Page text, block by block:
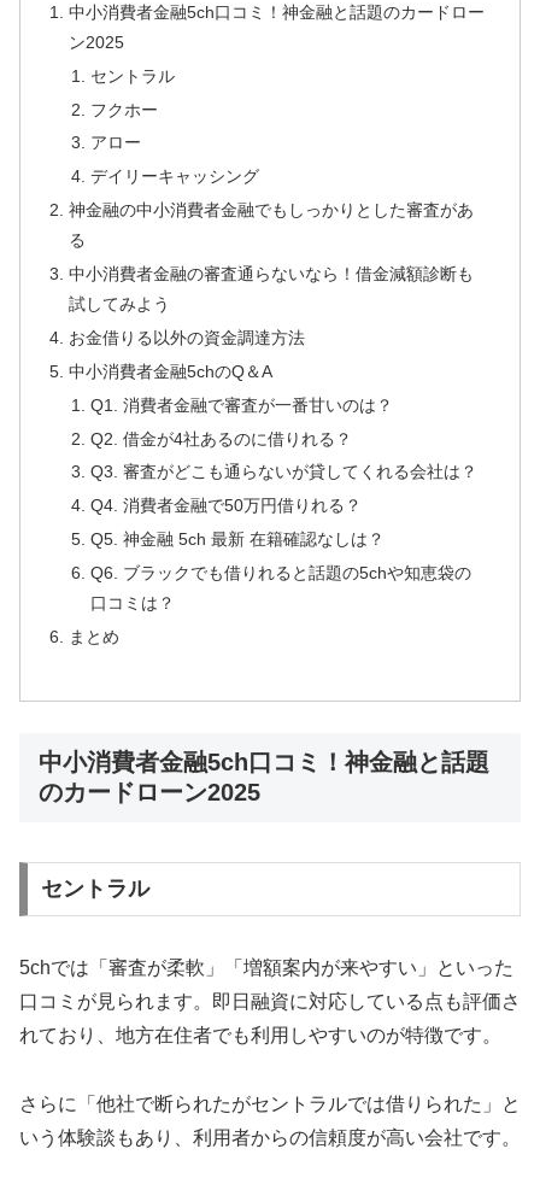
中小消費者金融5ch口コミ！神金融と話題のカードロー
ン2025
セントラル
フクホー
アロー
デイリーキャッシング
神金融の中小消費者金融でもしっかりとした審査があ
る
中小消費者金融の審査通らないなら！借金減額診断も
試してみよう
お金借りる以外の資金調達方法
中小消費者金融5chのQ＆A
Q1. 消費者金融で審査が一番甘いのは？
Q2. 借金が4社あるのに借りれる？
Q3. 審査がどこも通らないが貸してくれる会社は？
Q4. 消費者金融で50万円借りれる？
Q5. 神金融 5ch 最新 在籍確認なしは？
Q6. ブラックでも借りれると話題の5chや知恵袋の
口コミは？
まとめ
中小消費者金融5ch口コミ！神金融と話題
のカードローン2025
セントラル
5chでは「審査が柔軟」「増額案内が来やすい」といった
口コミが見られます。即日融資に対応している点も評価さ
れており、地方在住者でも利用しやすいのが特徴です。
さらに「他社で断られたがセントラルでは借りられた」と
いう体験談もあり、利用者からの信頼度が高い会社です。